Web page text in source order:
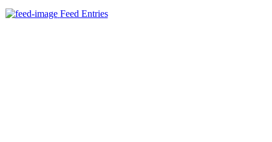
Feed Entries